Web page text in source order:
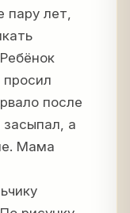
пару лет,
просил
после
а
Мама